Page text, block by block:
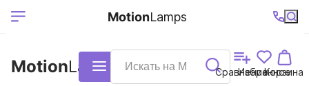
Ваш регион
Выберите ваш
+7 (495)740-
38-68
График
работы
MotionLamps Каталог Сравнение
Избранное
Корзина
MotionLamps